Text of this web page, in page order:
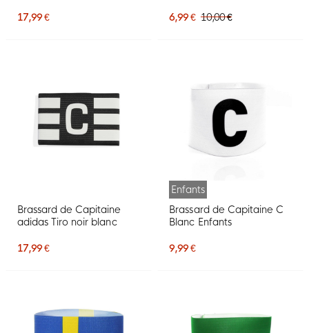
17,99 € 6,99 € 10,00 €
Brassard de Capitaine
adidas Tiro noir blanc
17,99 €
Enfants
Brassard de Capitaine C
Blanc Enfants
9,99 €